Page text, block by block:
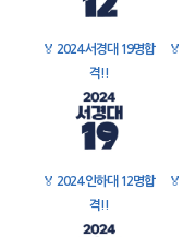
🏅 2024 서경대 19명합
격!!
🏅
🏅 2024 인하대 12명합
격!!
🏅